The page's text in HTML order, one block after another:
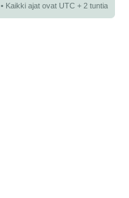
• Kaikki ajat ovat UTC + 2 tuntia